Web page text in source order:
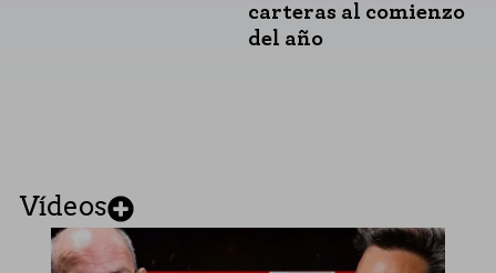
carteras al comienzo
del año
Vídeos